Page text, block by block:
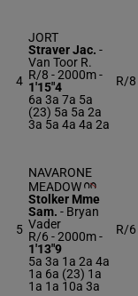
4
JORT
Straver Jac. -
Van Toor R.
R/8 - 2000m-
1'15"4
6a 3a 7a 5a
(23) 5a 5a 2a
3a 5a 4a 4a 2a
R/8
5
NAVARONE
MEADOW
Stolker Mme
Sam. - Bryan
Vader
R/6 - 2000m-
1'13"9
5a 3a 1a 2a 4a
1a 6a (23) 1a
1a 1a 10a 3a
R/6